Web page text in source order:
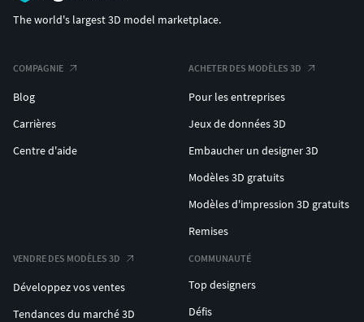
The world's largest 3D model marketplace.
COMPAGNIE
Blog
Carrières
Centre d'aide
ACHETER DES MODÈLES 3D
Pour les entreprises
Jeux de données 3D
Embaucher un designer 3D
Modèles 3D gratuits
Modèles d'impression 3D gratuits
Remises
VENDRE DES MODÈLES 3D
Développez vos ventes
Tendances du marché 3D
COMMUNAUTÉ
Top designers
Défis